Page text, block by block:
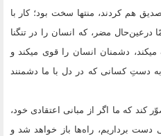
هم کردند، منتها سخت بود؛ کار با
درعین‌حال مضر، که انسان را در تنگنا
دشمنان انسان را قوى میکند و
دستِ کسانى که در دل با ما دشمنند
که ما اگر از مبانى اعتقادى خود،
دست برداریم، راه‌ها باز خواهد شد و